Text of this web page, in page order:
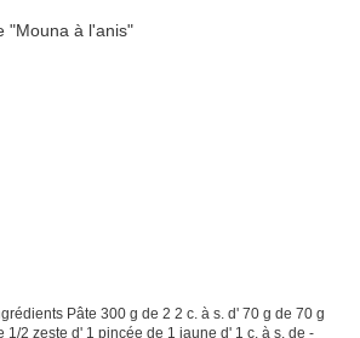
Pâte 300 g de 2 2 c. à s. d' 70 g de 70 g
1/2 zeste d' 1 pincée de 1 jaune d' 1 c. à s. de -